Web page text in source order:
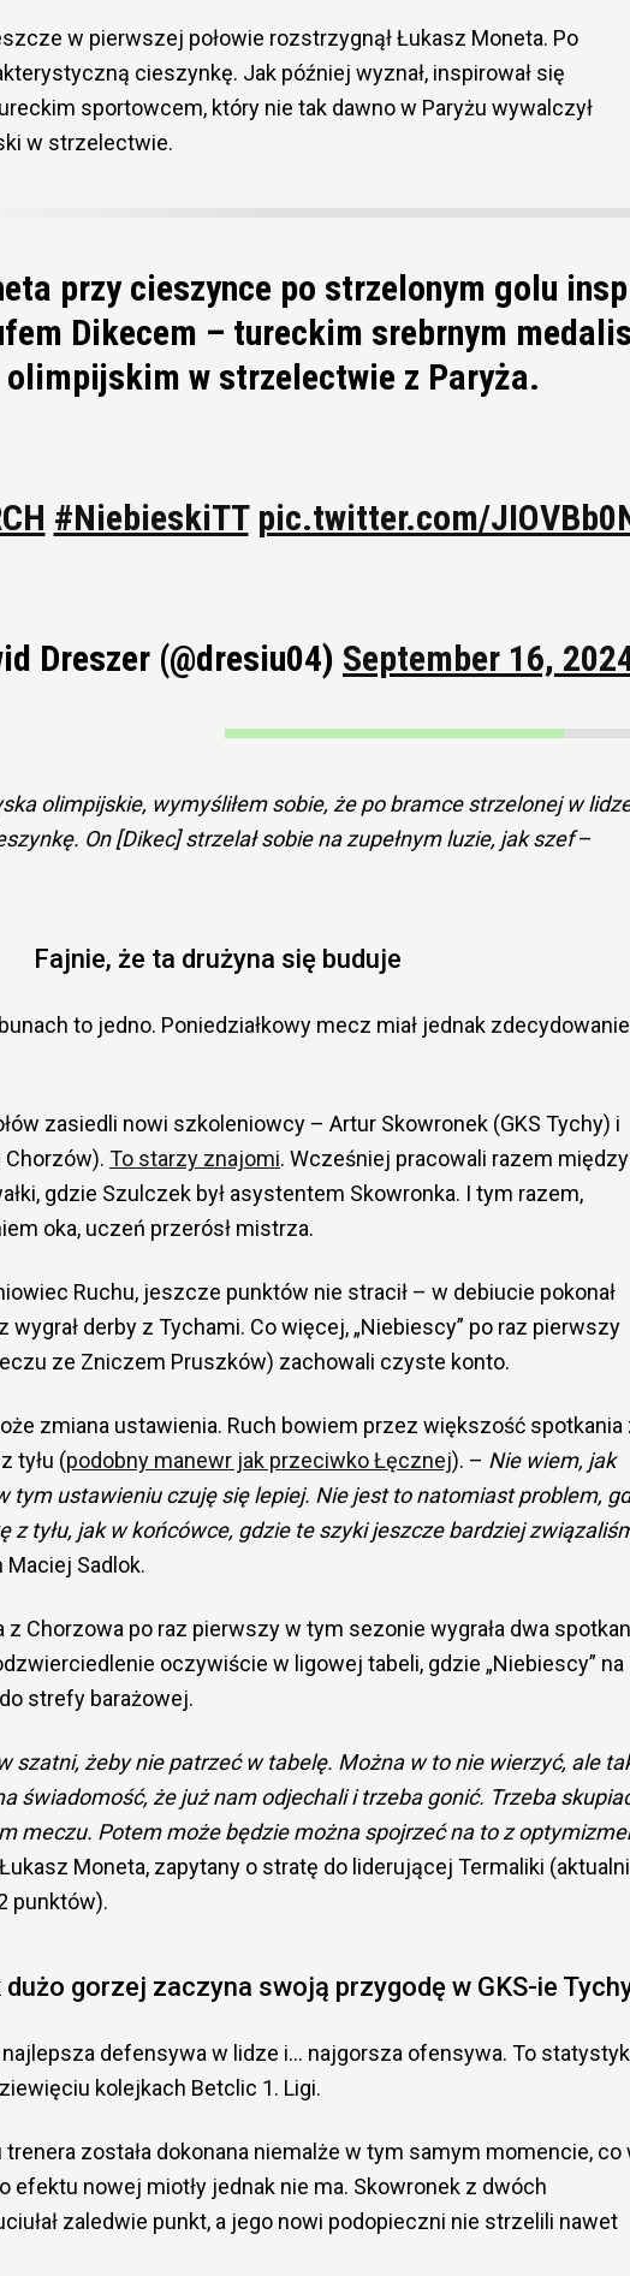
w pierwszej połowie rozstrzygnął Łukasz Moneta. Po
cieszynkę. Jak później wyznał, inspirował się
sportowcem, który nie tak dawno w Paryżu wywalczył
w strzelectwie.
przy cieszynce po strzelonym golu
Dikecem – tureckim srebrnym
olimpijskim w strzelectwie z Paryża.
#NiebieskiTT pic.twitter.com/
Dreszer (@dresiu04) September 16,
olimpijskie, wymyśliłem sobie, że po bramce strzelonej w
On [Dikec] strzelał sobie na zupełnym luzie, jak szef–
Fajnie, że ta drużyna się buduje
to jedno. Poniedziałkowy mecz miał jednak zdecydowanie
zasiedli nowi szkoleniowcy – Artur Skowronek (GKS Tychy) i
Chorzów). To starzy znajomi. Wcześniej pracowali razem między
gdzie Szulczek był asystentem Skowronka. I tym razem,
oka, uczeń przerósł mistrza.
Ruchu, jeszcze punktów nie stracił – w debiucie pokonał
wygrał derby z Tychami. Co więcej, „Niebiescy” po raz pierwszy
ze Zniczem Pruszków) zachowali czyste konto.
zmiana ustawienia. Ruch bowiem przez większość spotkania
tyłu (podobny manewr jak przeciwko Łęcznej). – Nie wiem, jak
tym ustawieniu czuję się lepiej. Nie jest to natomiast problem,
z tyłu, jak w końcówce, gdzie te szyki jeszcze bardziej
Maciej Sadlok.
Chorzowa po raz pierwszy w tym sezonie wygrała dwa
oczywiście w ligowej tabeli, gdzie „Niebiescy” na
strefy barażowej.
szatni, żeby nie patrzeć w tabelę. Można w to nie wierzyć, ale
świadomość, że już nam odjechali i trzeba gonić. Trzeba
meczu. Potem może będzie można spojrzeć na to z
Moneta, zapytany o stratę do liderującej Termaliki
punktów).
gorzej zaczyna swoją przygodę w GKS-ie
defensywa w lidze i… najgorsza ofensywa. To
kolejkach Betclic 1. Ligi.
została dokonana niemalże w tym samym momencie, co
efektu nowej miotły jednak nie ma. Skowronek z dwóch
zaledwie punkt, a jego nowi podopieczni nie strzelili nawet